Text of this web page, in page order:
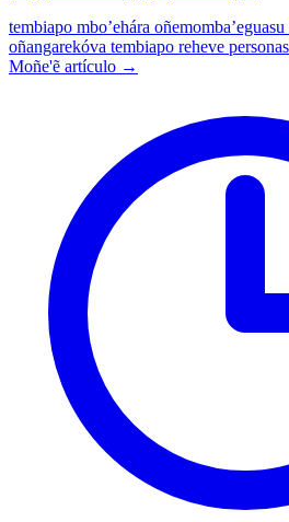
tembiapo mbo’ehára oñemomba’eguasu
oñangarekóva tembiapo reheve
Moñe'ẽ artículo →